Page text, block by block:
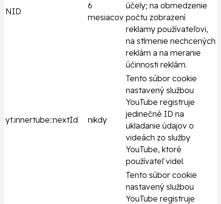
NID
6
mesiacov
účely; na obmedzenie
počtu zobrazení
reklamy používateľovi,
na stlmenie nechcených
reklám a na meranie
účinnosti reklám.
yt.innertube::nextId nikdy
Tento súbor cookie
nastavený službou
YouTube registruje
jedinečné ID na
ukladanie údajov o
videách zo služby
YouTube, ktoré
používateľ videl.
Tento súbor cookie
nastavený službou
YouTube registruje